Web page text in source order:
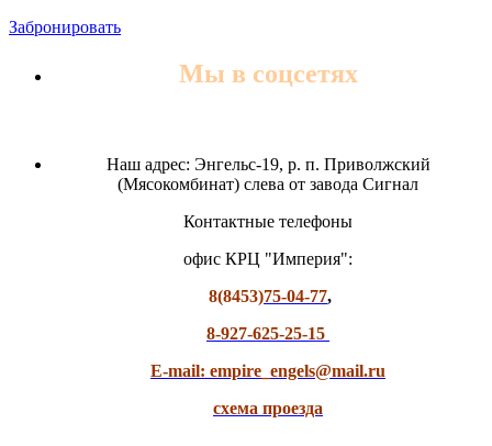
Забронировать
Мы в соцсетях
Наш адрес: Энгельс-19, р. п. Приволжский
(Мясокомбинат) слева от завода Сигнал
Контактные телефоны
офис КРЦ "Империя":
8(8453)75-04-77,
8-927-625-25-15
E-mail: empire_engels@mail.ru
схема проезда